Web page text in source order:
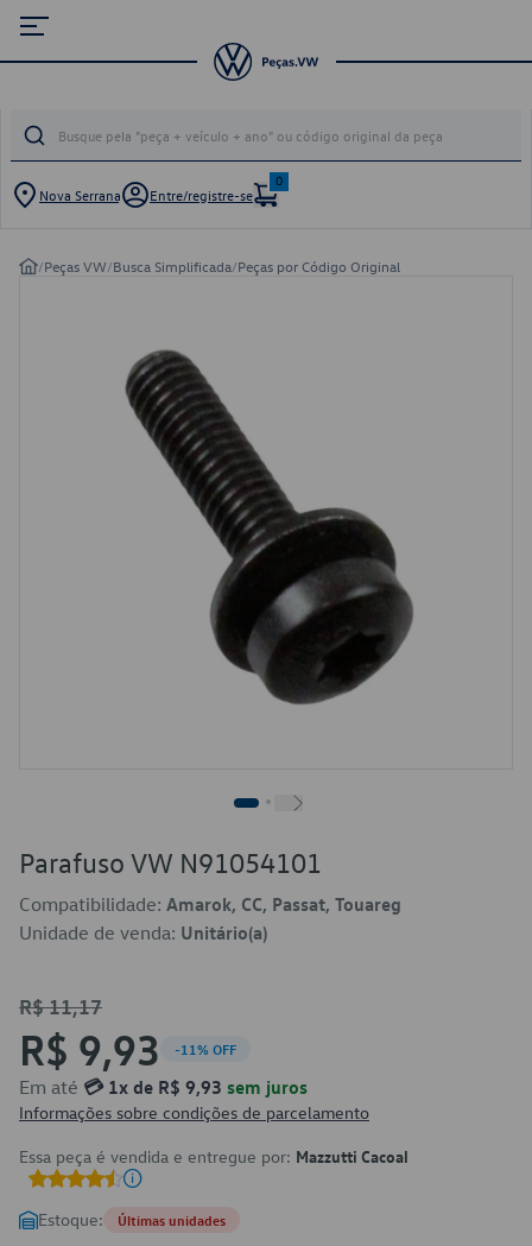
Nova Serrana Entre/registre-se
0
/Peças VW/Busca Simplificada/Peças por Código Original
Parafuso VW N91054101
Compatibilidade: Amarok, CC, Passat, Touareg
Unidade de venda: Unitário(a)
R$ 11,17
R$ 9,93 -11% OFF
Em até 💳 1x de R$ 9,93 sem juros
Informações sobre condições de parcelamento
Essa peça é vendida e entregue por: Mazzutti Cacoal
Estoque: Últimas unidades